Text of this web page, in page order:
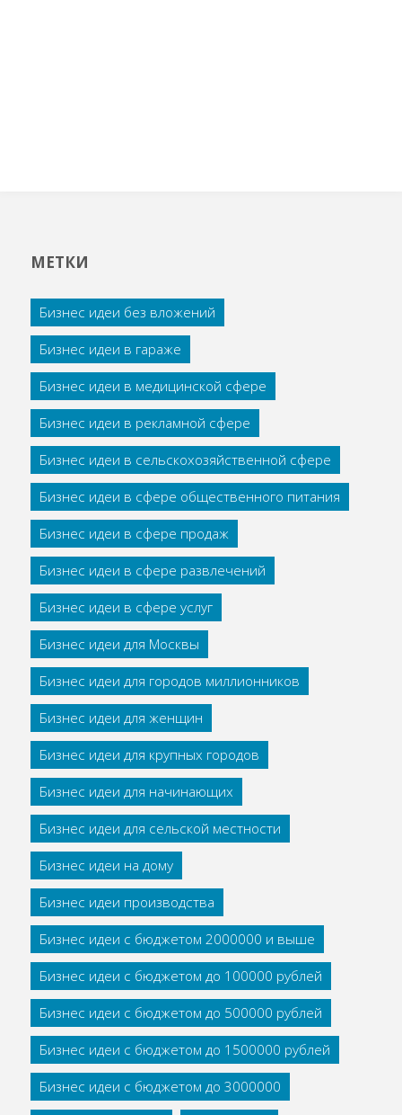
МЕТКИ
Бизнес идеи без вложений
Бизнес идеи в гараже
Бизнес идеи в медицинской сфере
Бизнес идеи в рекламной сфере
Бизнес идеи в сельскохозяйственной сфере
Бизнес идеи в сфере общественного питания
Бизнес идеи в сфере продаж
Бизнес идеи в сфере развлечений
Бизнес идеи в сфере услуг
Бизнес идеи для Москвы
Бизнес идеи для городов миллионников
Бизнес идеи для женщин
Бизнес идеи для крупных городов
Бизнес идеи для начинающих
Бизнес идеи для сельской местности
Бизнес идеи на дому
Бизнес идеи производства
Бизнес идеи с бюджетом 2000000 и выше
Бизнес идеи с бюджетом до 100000 рублей
Бизнес идеи с бюджетом до 500000 рублей
Бизнес идеи с бюджетом до 1500000 рублей
Бизнес идеи с бюджетом до 3000000